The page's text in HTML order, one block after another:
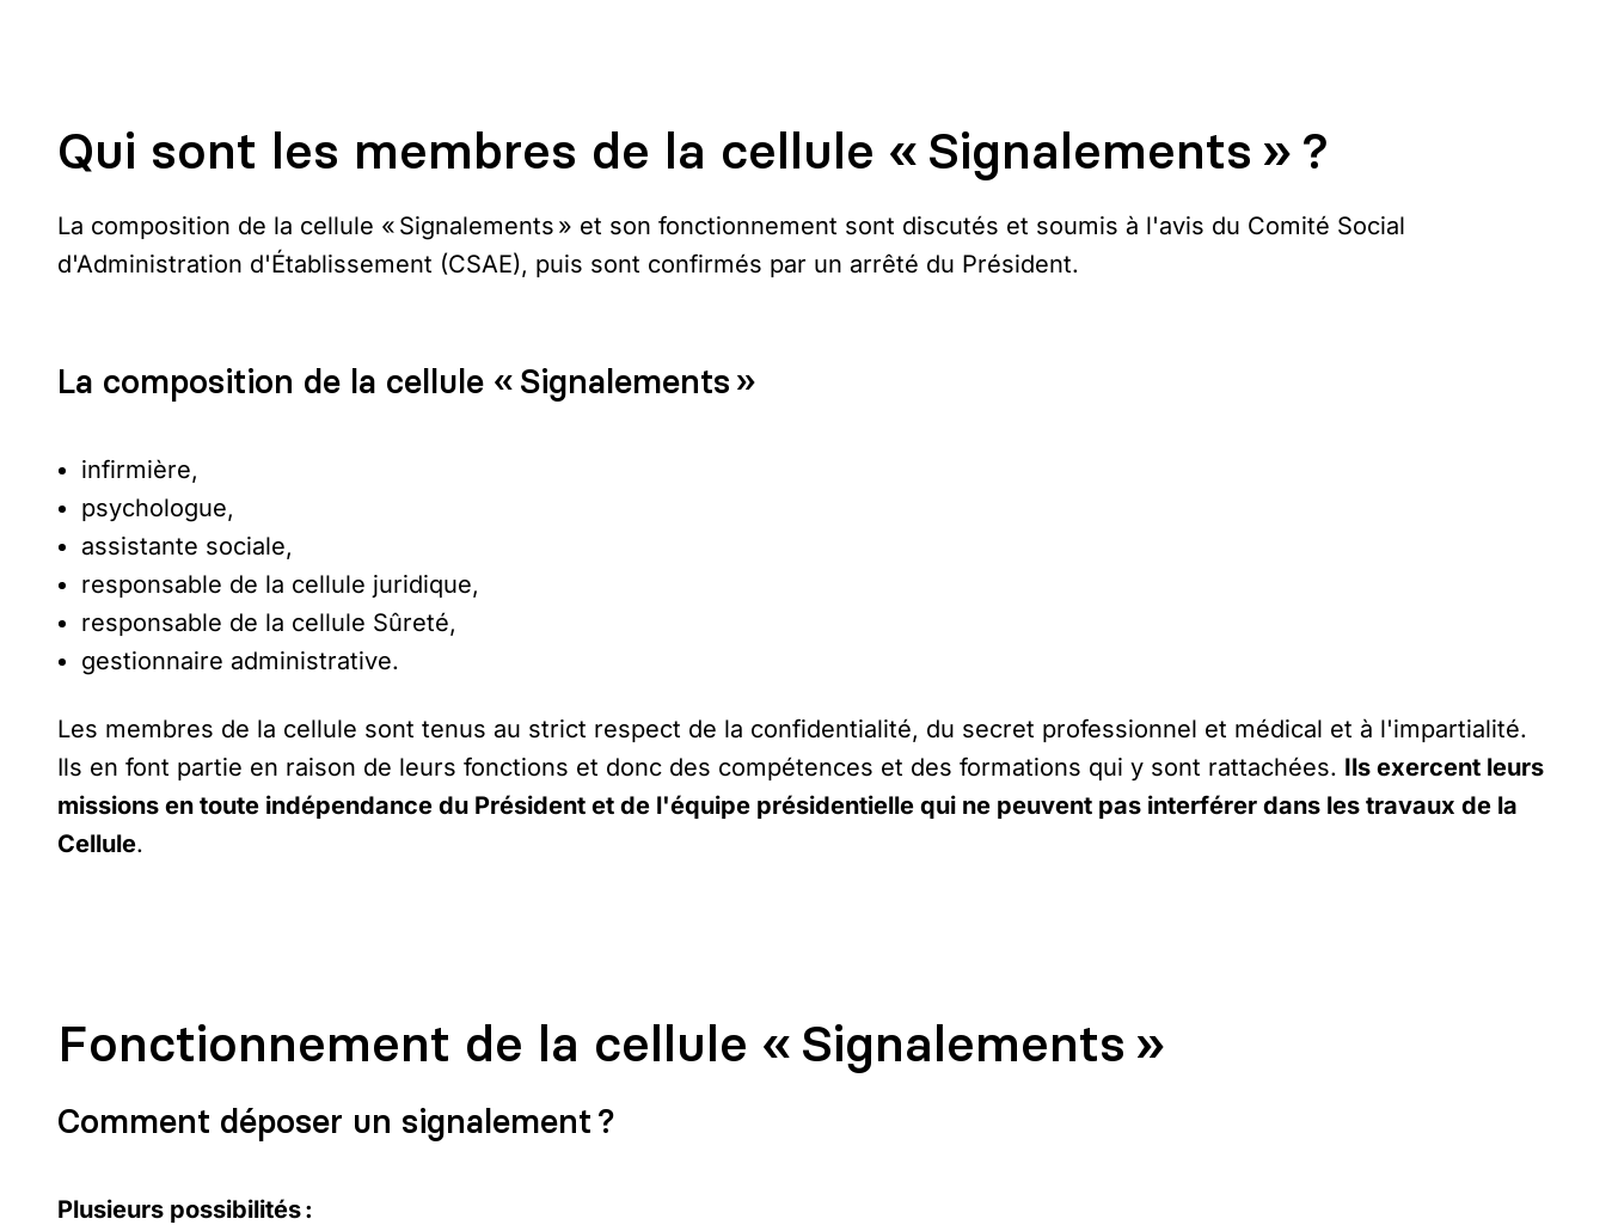
Qui sont les membres de la cellule « Signalements » ?
La composition de la cellule « Signalements » et son fonctionnement sont discutés et soumis à l'avis du Comité Social
d'Administration d'Établissement (CSAE), puis sont confirmés par un arrêté du Président.
La composition de la cellule « Signalements »
infirmière,
psychologue,
assistante sociale,
responsable de la cellule juridique,
responsable de la cellule Sûreté,
gestionnaire administrative.
Les membres de la cellule sont tenus au strict respect de la confidentialité, du secret professionnel et médical et à l'impartialité.
Ils en font partie en raison de leurs fonctions et donc des compétences et des formations qui y sont rattachées. Ils exercent leurs
missions en toute indépendance du Président et de l'équipe présidentielle qui ne peuvent pas interférer dans les travaux de la
Cellule.
Fonctionnement de la cellule « Signalements »
Comment déposer un signalement ?
Plusieurs possibilités :